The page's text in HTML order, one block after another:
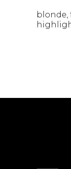
blonde